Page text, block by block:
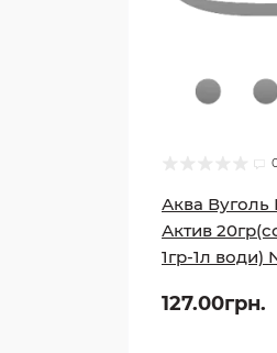
Аква Вуголь
Актив
1гр-1л води)
127.00грн.